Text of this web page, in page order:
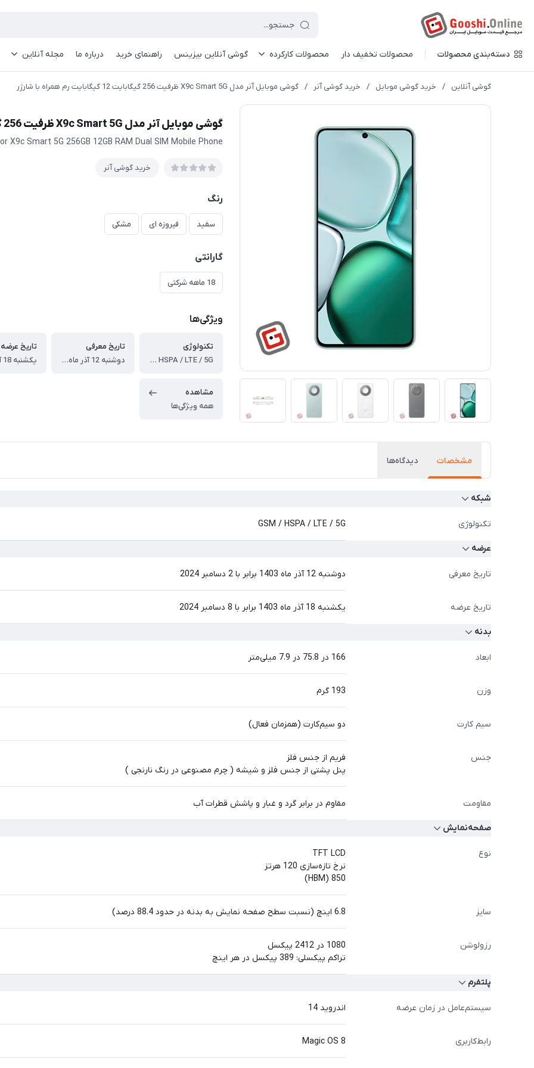
دسته‌بندی محصولات محصولات تخفیف دار محصولات کارکرده گوشی آنلاین بیزینس راهنمای خرید درباره ما مجله آنلاین
گوشی آنلاین / خرید گوشی موبایل / خرید گوشی آنر / گوشی موبایل آنر مدل X9c Smart 5G ظرفیت 256 گیگابایت 12 گیگابایت رم همراه با شارژر
گوشی موبایل آنر مدل X9c Smart 5G ظرفیت 256 گیگابایت 12 گیگابایت رم همراه با شارژر
X9c Smart 5G 256GB 12GB RAM Dual SIM Mobile Phone
خرید گوشی آنر
رنگ
سفید فیروزه ای مشکی
گارانتی
18 ماهه شرکتی
ویژگی‌ها
تکنولوژی
GSM / HSPA / LTE / 5G
تاریخ معرفی
دوشنبه 12 آذر ماه 1403 برابر با 2 دسامبر 2024
تاریخ عرضه
مشاهده
همه ویژگی‌ها
مشخصات دیدگاه‌ها
شبکه
تکنولوژی GSM / HSPA / LTE / 5G
عرضه
تاریخ معرفی دوشنبه 12 آذر ماه 1403 برابر با 2 دسامبر 2024
تاریخ عرضه یکشنبه 18 آذر ماه 1403 برابر با 8 دسامبر 2024
بدنه
ابعاد 166 در 75.8 در 7.9 میلی‌متر
وزن 193 گرم
سیم کارت دو سیم‌کارت (همزمان فعال)
جنس
فریم از جنس فلز
پنل پشتی از جنس فلز و شیشه ( چرم مصنوعی در رنگ نارنجی )
مقاومت مقاوم در برابر گرد و غبار و پاشش قطرات آب
صفحه‌نمایش
نوع
TFT LCD
نرخ تازه‌سازی 120 هرتز
850 (HBM)
سایز 6.8 اینچ (نسبت سطح صفحه نمایش به بدنه در حدود 88.4 درصد)
رزولوشن
1080 در 2412 پیکسل
تراکم پیکسلی: 389 پیکسل در هر اینچ
پلتفرم
سیستم‌عامل در زمان عرضه اندروید 14
رابط‌کاربری Magic OS 8